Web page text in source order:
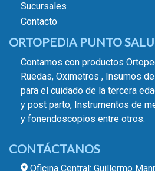
Sucursales
Contacto
ORTOPEDIA PUNTO
Contamos con productos
Ruedas, Oximetros , Insumos
para el cuidado de la tercera
y post parto, Instrumentos de
y fonendoscopios entre otros.
CONTÁCTANOS
Oficina Central: Guillermo